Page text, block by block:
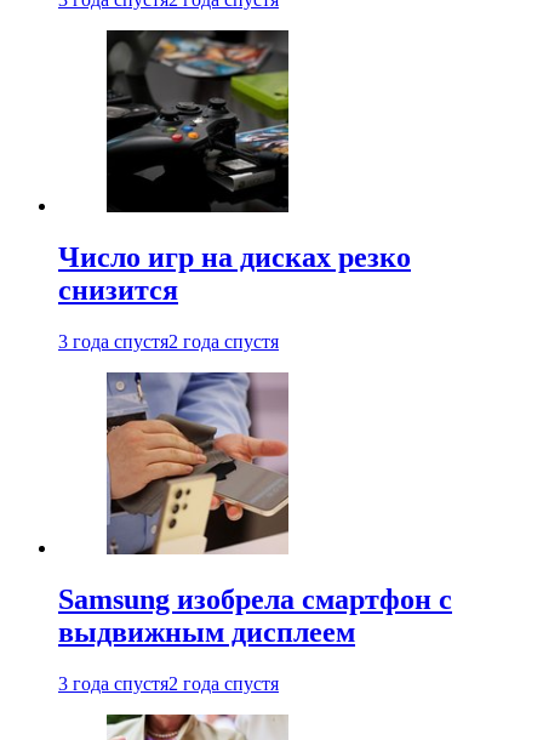
Число игр на дисках резко
снизится
3 года спустя2 года спустя
Samsung изобрела смартфон с
выдвижным дисплеем
3 года спустя2 года спустя